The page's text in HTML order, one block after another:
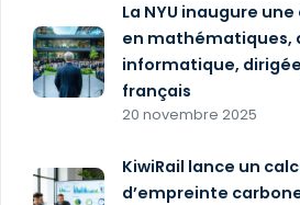
La NYU inaugure
en mathématiques,
informatique,
français
20 novembre 2025
KiwiRail lance un
d’empreinte